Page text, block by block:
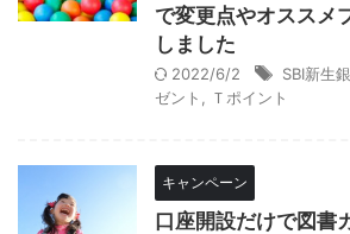
で変更点やオススメ
しました
2022/6/2 SBI新生
ゼント
Ｔポイント
キャンペーン
口座開設だけで図書